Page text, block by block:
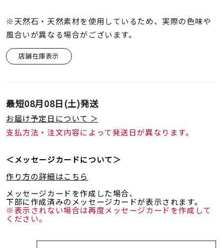
メンズ
リングサイズ
在庫 在庫ありのみ すべて表示
※天然石・天然素材を使用しているため、実際の色味や
風合いが異なる場合がございます。
店舗在庫表示
最短08月08日(土)発送
お届け予定日について ＞
支払方法・注文内容によって発送日が異なります。
＜メッセージカードについて＞
作り方の詳細はこちら
メッセージカードを作成した場合、
下部に作成済みのメッセージカードが表示されます。
※表示されない場合は再度メッセージカードを作成して
ください。